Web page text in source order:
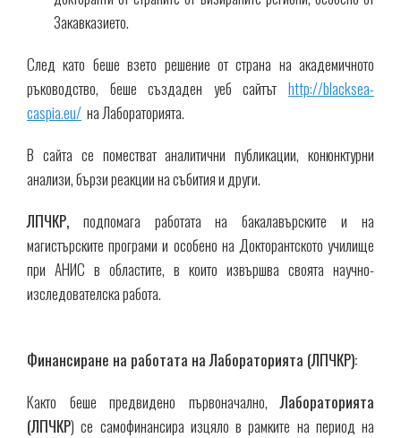
Закавказието.
След като беше взето решение от страна на академичното
ръководство, беше създаден уеб сайтът http://blacksea-
caspia.eu/ на Лабораторията.
В сайта се поместват аналитични публикации, конюнктурни
анализи, бързи реакции на събития и други.
ЛПЧКР, подпомага работата на бакалавърските и на
магистърските програми и особено на Докторантското училище
при АНИС в областите, в които извършва своята научно-
изследователска работа.
Финансиране на работата на Лабораторията (ЛПЧКР):
Както беше предвидено първоначално,Лабораторията
(ЛПЧКР) се самофинансира изцяло в рамките на период на